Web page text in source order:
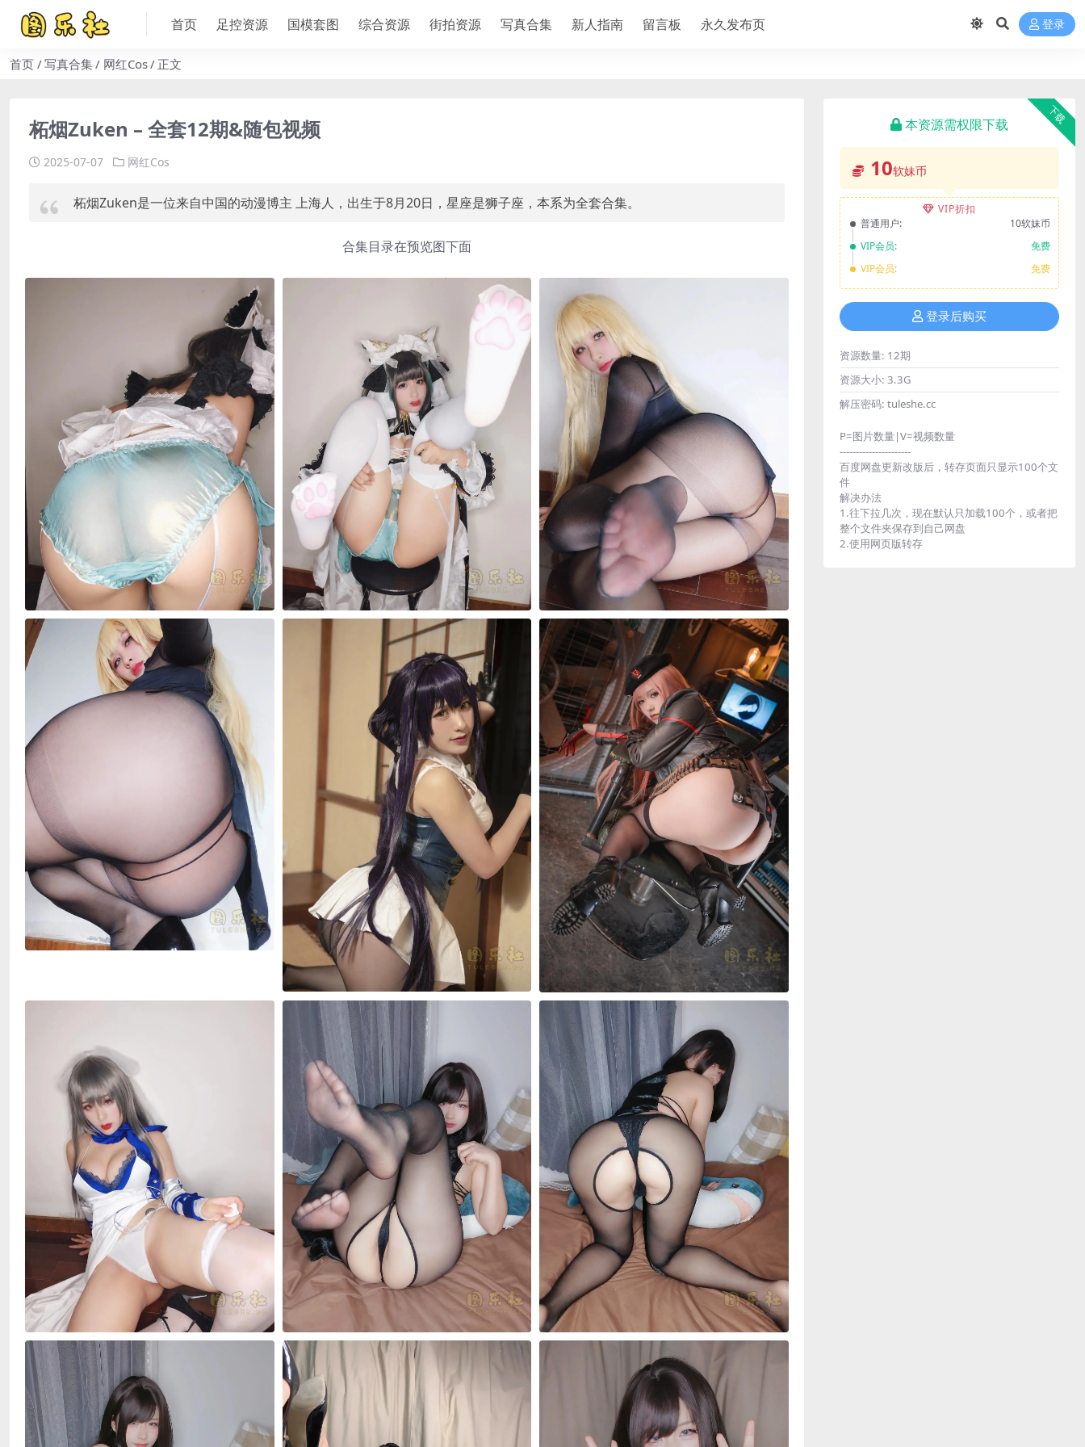
首页 足控资源 国模套图 综合资源 街拍资源 写真合集 新人指南 留言板 永久发布页 登录
首页 写真合集 网红Cos 正文
柘烟Zuken – 全套12期&随包视频
2025-07-07 网红Cos
柘烟Zuken是一位来自中国的动漫博主 上海人，出生于8月20日，星座是狮子座，本系为全套合集。
合集目录在预览图下面
下载
本资源需权限下载
10软妹币
VIP折扣
普通用户:
10软妹币
VIP会员:
免费
VIP会员:
免费
登录后购买
资源数量: 12期
资源大小: 3.3G
解压密码: tuleshe.cc
P=图片数量|V=视频数量
----------------------
百度网盘更新改版后，转存页面只显示100个文
件
解决办法
1.往下拉几次，现在默认只加载100个，或者把
整个文件夹保存到自己网盘
2.使用网页版转存